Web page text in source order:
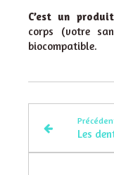
C’est un
corps (votre
biocompatible.
Les